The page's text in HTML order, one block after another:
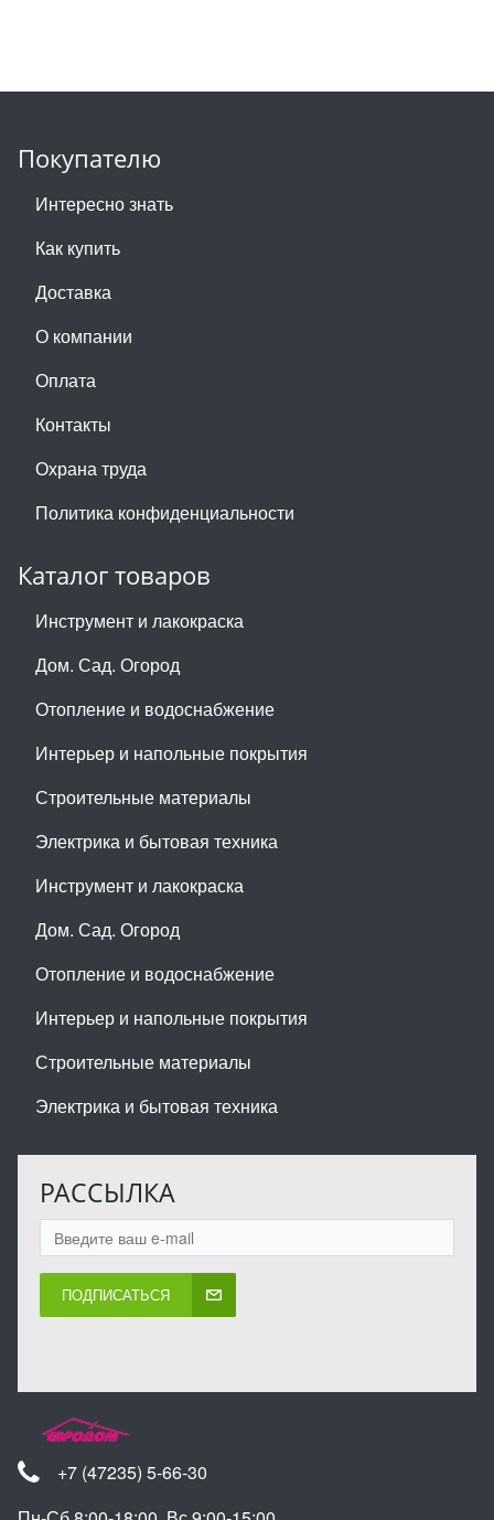
Покупателю
Интересно знать
Как купить
Доставка
О компании
Оплата
Контакты
Охрана труда
Политика конфиденциальности
Каталог товаров
Инструмент и лакокраска
Дом. Сад. Огород
Отопление и водоснабжение
Интерьер и напольные покрытия
Строительные материалы
Электрика и бытовая техника
Инструмент и лакокраска
Дом. Сад. Огород
Отопление и водоснабжение
Интерьер и напольные покрытия
Строительные материалы
Электрика и бытовая техника
РАССЫЛКА
ПОДПИСАТЬСЯ
+7 (47235) 5-66-30